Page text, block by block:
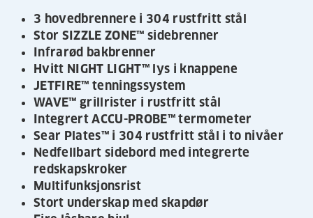
3 hovedbrennere i 304 rustfritt stål
Stor SIZZLE ZONE™ sidebrenner
Infrarød bakbrenner
Hvitt NIGHT LIGHT™ lys i knappene
JETFIRE™ tenningssystem
WAVE™ grillrister i rustfritt stål
Integrert ACCU-PROBE™ termometer
Sear Plates™ i 304 rustfritt stål i to nivåer
Nedfellbart sidebord med integrerte
redskapskroker
Multifunksjonsrist
Stort underskap med skapdør